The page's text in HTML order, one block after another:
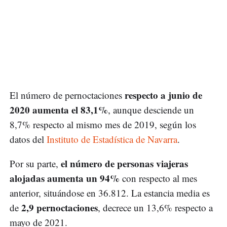
El número de pernoctaciones respecto a junio de
2020 aumenta el 83,1%, aunque desciende un
8,7% respecto al mismo mes de 2019, según los
datos del Instituto de Estadística de Navarra.
Por su parte, el número de personas viajeras
alojadas aumenta un 94% con respecto al mes
anterior, situándose en 36.812. La estancia media es
de 2,9 pernoctaciones, decrece un 13,6% respecto a
mayo de 2021.